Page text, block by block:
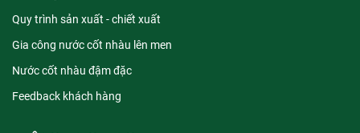
Quy trình sản xuất - chiết xuất
Gia công nước cốt nhàu lên men
Nước cốt nhàu đậm đặc
Feedback khách hàng